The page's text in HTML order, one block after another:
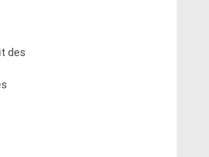
des